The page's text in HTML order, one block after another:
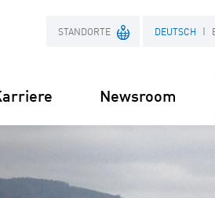
STANDORTE DEUTSCH
Newsroom